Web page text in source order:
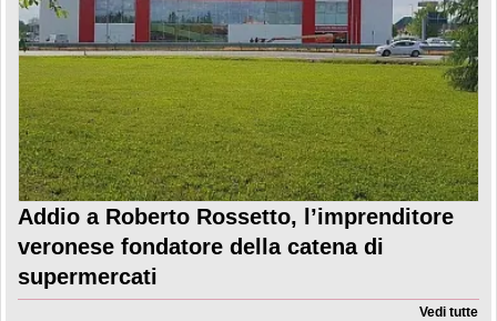
Addio a Roberto Rossetto, l’imprenditore
veronese fondatore della catena di
supermercati
Vedi tutte